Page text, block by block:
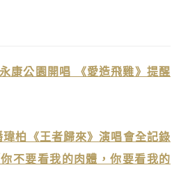
康公園開唱 《愛造飛雞》提醒
柏《王者歸來》演唱會全記錄
不要看我的肉體，你要看我的